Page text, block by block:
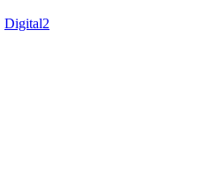
Digital2